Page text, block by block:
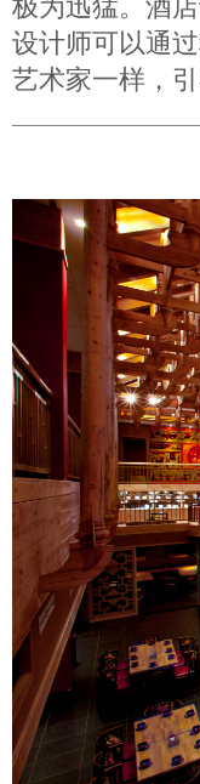
极为迅猛。酒
设计师可以通
艺术家一样，